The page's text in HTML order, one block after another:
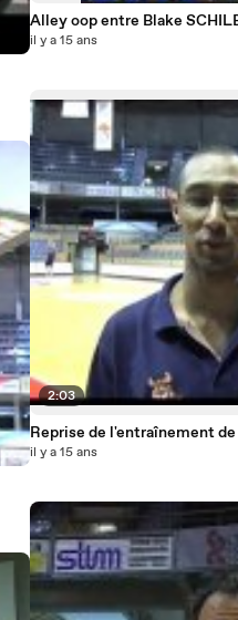
Alley oop entre Blake
il y a 15 ans
2:03
Reprise de l'entraînement
il y a 15 ans